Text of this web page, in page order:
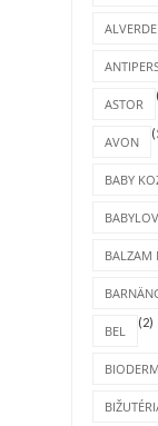
ALVERDE
ASTOR
AVON
BABY
BALZAM
BEL
(2)